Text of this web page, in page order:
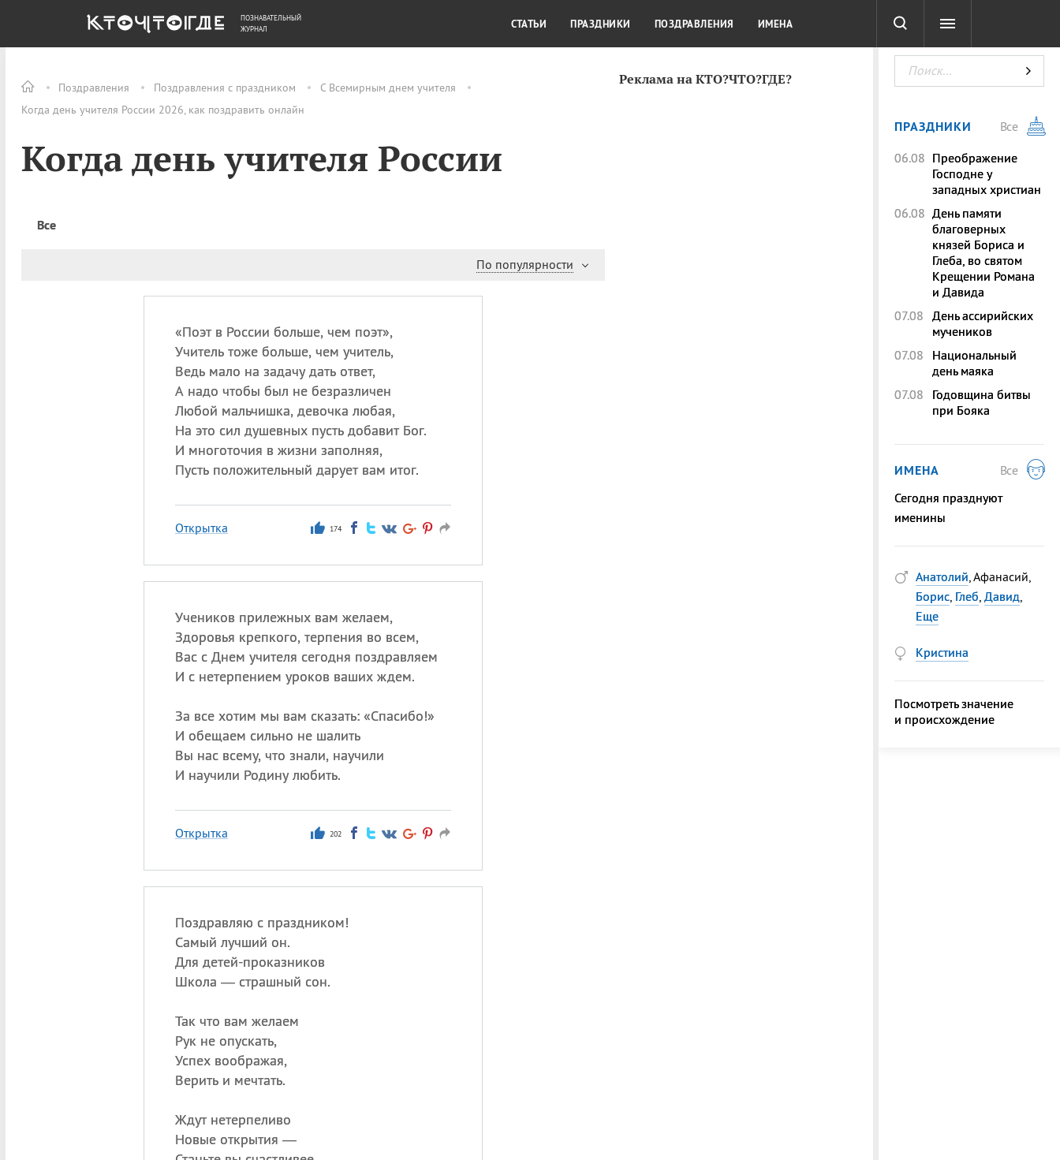
Поздравления Поздравления с праздником
С Всемирным днем учителя
Когда день учителя России 2026, как поздравить онлайн
Когда день учителя России
Все
По популярности
«Поэт в России больше, чем поэт»,
Учитель тоже больше, чем учитель,
Ведь мало на задачу дать ответ,
А надо чтобы был не безразличен
Любой мальчишка, девочка любая,
На это сил душевных пусть добавит Бог.
И многоточия в жизни заполняя,
Пусть положительный дарует вам итог.
Открытка 174
Учеников прилежных вам желаем,
Здоровья крепкого, терпения во всем,
Вас с Днем учителя сегодня поздравляем
И с нетерпением уроков ваших ждем.
За все хотим мы вам сказать: «Спасибо!»
И обещаем сильно не шалить
Вы нас всему, что знали, научили
И научили Родину любить.
Открытка 202
Поздравляю с праздником!
Самый лучший он.
Для детей-проказников
Школа — страшный сон.
Так что вам желаем
Рук не опускать,
Успех воображая,
Верить и мечтать.
Ждут нетерпеливо
Новые открытия —
Реклама на КТО?ЧТО?ГДЕ?
ОБЩЕСТВО ДЕНЬГИ КУЛЬТУРА КРАСОТА ТЕСТЫ
ПОЗНАВАТЕЛЬНЫЙ
ЖУРНАЛ
СТАТЬИ ПРАЗДНИКИ ПОЗДРАВЛЕНИЯ ИМЕНА
ПРАЗДНИКИ
Все
06.08 Преображение
Господне у
западных христиан
06.08 День памяти
благоверных
князей Бориса и
Глеба, во святом
Крещении Романа
и Давида
07.08 День ассирийских
мучеников
07.08
Национальный
день маяка
07.08
Годовщина битвы
при Бояка
ИМЕНА
Все
Сегодня празднуют
именины
Анатолий, Афанасий,
Борис, Глеб, Давид,
Еще
Кристина
Посмотреть значение
и происхождение